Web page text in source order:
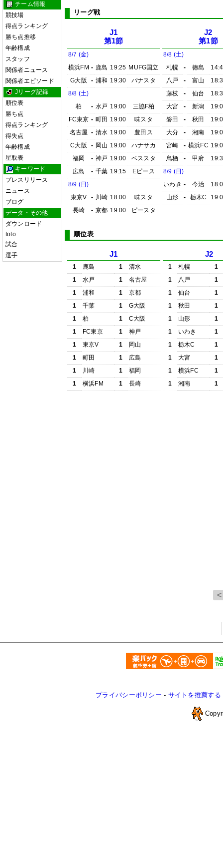
チーム情報
競技場
得点ランキング
勝ち点推移
年齢構成
スタッフ
関係者ニュース
関係者エピソード
Jリーグ記録
順位表
勝ち点
得点ランキング
得失点
年齢構成
星取表
キーワード
プレスリリース
ニュース
ブログ
データ・その他
ダウンロード
toto
試合
選手
リーグ戦
J1
第1節
8/7 (金)
横浜FM - 鹿島 19:25 MUFG国立
G大阪
- 浦和 19:30
パナスタ
8/8 (土)
柏
- 水戸 19:00
三協F柏
FC東京 - 町田 19:00
味スタ
名古屋 - 清水 19:00
豊田ス
C大阪
- 岡山 19:00
ハナサカ
福岡
- 神戸 19:00
ベススタ
広島
- 千葉 19:15
Eピース
8/9 (日)
東京V
- 川崎 18:00
味スタ
長崎
- 京都 19:00 ピースタ
J2
第1節
8/8 (土)
札幌
- 徳島
八戸
- 富山
藤枝
- 仙台
大宮
- 新潟
磐田
- 秋田
大分
- 湘南
宮崎
- 横浜FC
鳥栖
- 甲府
8/9 (日)
いわき - 今治
山形
- 栃木C
順位表
J1
1 鹿島 1
清水
1
水戸 1
名古屋
1
浦和 1
京都
1
千葉 1
G大阪
1
柏 1
C大阪
1
FC東京 1
神戸
1
東京V 1
岡山
1
町田 1
広島
1
川崎 1
福岡
1
横浜FM 1 長崎
J2
1 札幌
1
1
八戸
1
1
仙台
1
1
秋田
1
1
山形
1
1
いわき
1
1
栃木C
1
1
大宮
1
1
横浜FC
1
1
湘南 1
プライバシーポリシー - サイトを推薦する